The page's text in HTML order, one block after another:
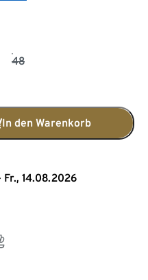
48
In den Warenkorb
Fr., 14.08.2026